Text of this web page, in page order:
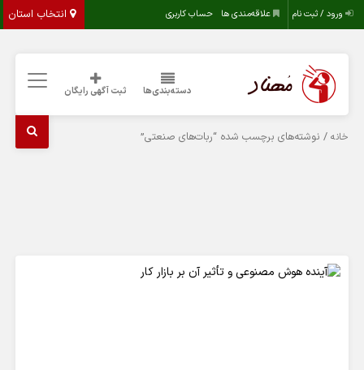
انتخاب استان ورود / ثبت نام علاقه‌مندی ها حساب کاربری
دسته‌بندی‌ها ثبت آگهی رایگان
خانه / نوشته‌های برچسب شده “ربات‌های صنعتی”